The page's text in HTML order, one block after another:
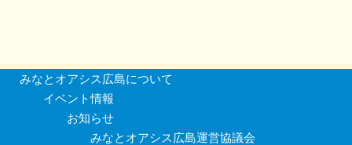
みなとオアシス広島について
イベント情報
お知らせ
みなとオアシス広島運営協議会